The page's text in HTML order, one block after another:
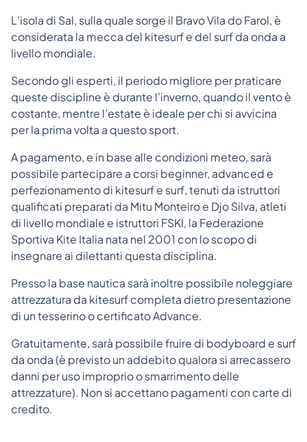
L’isola di Sal, sulla quale sorge il Bravo Vila do Farol, è
considerata la mecca del kitesurf e del surf da onda a
livello mondiale.
Secondo gli esperti, il periodo migliore per praticare
queste discipline è durante l’inverno, quando il vento è
costante, mentre l’estate è ideale per chi si avvicina
per la prima volta a questo sport.
A pagamento, e in base alle condizioni meteo, sarà
possibile partecipare a corsi beginner, advanced e
perfezionamento di kitesurf e surf, tenuti da istruttori
qualificati preparati da Mitu Monteiro e Djo Silva, atleti
di livello mondiale e istruttori FSKI, la Federazione
Sportiva Kite Italia nata nel 2001 con lo scopo di
insegnare ai dilettanti questa disciplina.
Presso la base nautica sarà inoltre possibile noleggiare
attrezzatura da kitesurf completa dietro presentazione
di un tesserino o certificato Advance.
Gratuitamente, sarà possibile fruire di bodyboard e surf
da onda (è previsto un addebito qualora si arrecassero
danni per uso improprio o smarrimento delle
attrezzature). Non si accettano pagamenti con carte di
credito.